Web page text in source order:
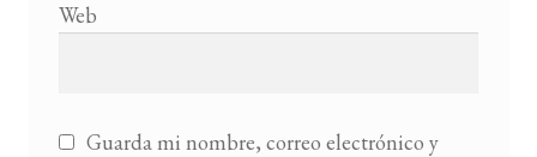
Web
Guarda mi nombre, correo electrónico y